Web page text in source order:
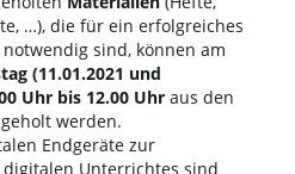
…), die für ein erfolgreiches
sind, können am
(11.01.2021 und
Uhr bis 12.00 Uhr aus den
werden.
Endgeräte zur
Unterrichtes sind